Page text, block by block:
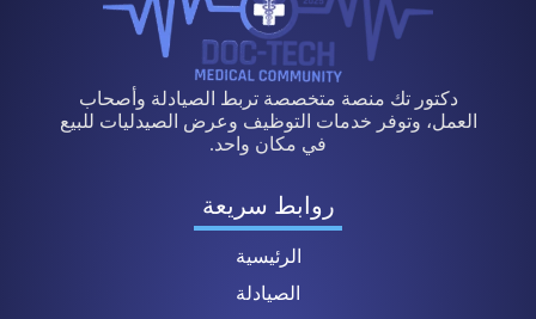
دكتور تك منصة متخصصة تربط الصيادلة وأصحاب
العمل، وتوفر خدمات التوظيف وعرض الصيدليات للبيع
في مكان واحد.
روابط سريعة
الرئيسية
الصيادلة